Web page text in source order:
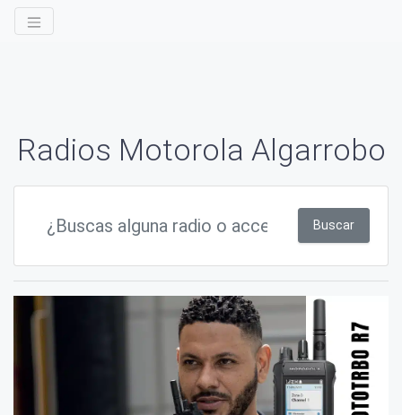
Radios Motorola Algarrobo
Buscar